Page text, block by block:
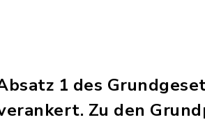
1 des
Zu den